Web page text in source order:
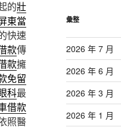
的壯
東當
快速
款傳
款擁
免留
科最
借款
照醫
彙整
2026 年 7 月
2026 年 6 月
2026 年 3 月
2026 年 1 月